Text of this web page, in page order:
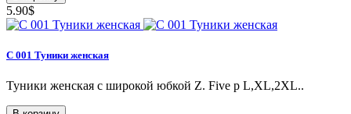
5.90$
С 001 Туники женская
Туники женская c широкой юбкой Z. Five р L,XL,2XL..